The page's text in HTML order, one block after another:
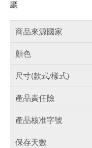
廳
商品來源國家
顏色
尺寸(款式/樣式)
產品責任險
產品核准字號
保存天數